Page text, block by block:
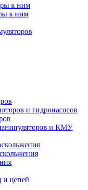
к ним
к ним
и гидронасосов
и КМУ
и цепей